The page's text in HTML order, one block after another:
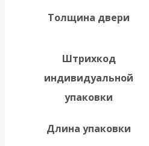
Толщина двери
Штрихкод
индивидуальной
упаковки
Длина упаковки